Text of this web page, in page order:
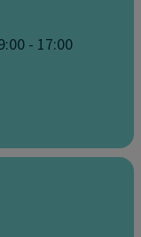
- 17:00